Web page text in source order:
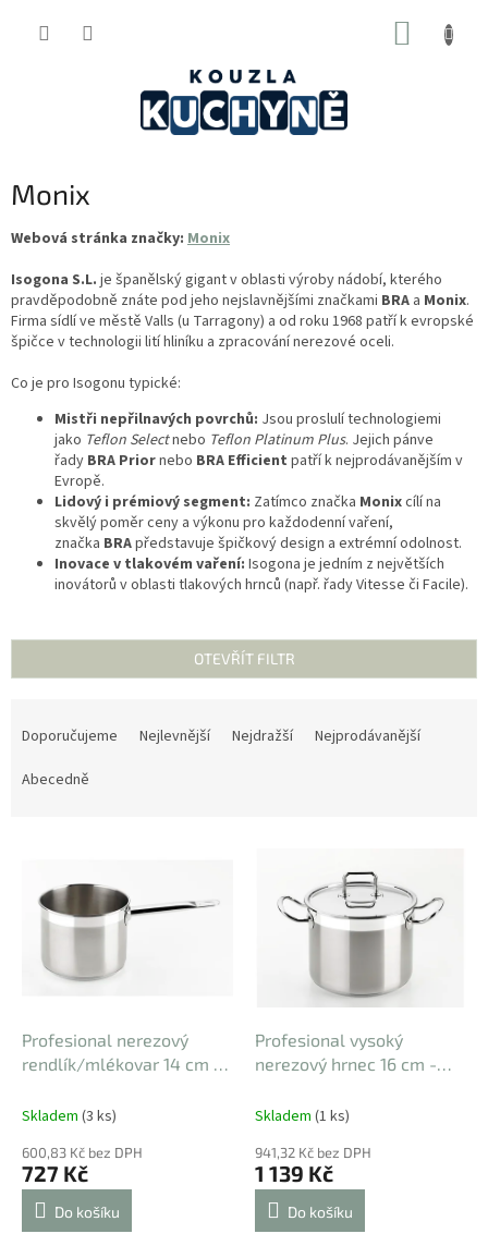
Monix
Webová stránka značky: Monix
Isogona S.L. je španělský gigant v oblasti výroby nádobí, kterého
pravděpodobně znáte pod jeho nejslavnějšími značkami BRA a Monix.
Firma sídlí ve městě Valls (u Tarragony) a od roku 1968 patří k evropské
špičce v technologii lití hliníku a zpracování nerezové oceli.
Co je pro Isogonu typické:
Mistři nepřilnavých povrchů: Jsou proslulí technologiemi
jako Teflon Selectnebo Teflon Platinum Plus. Jejich pánve
řady BRA Priornebo BRA Efficient patří k nejprodávanějším v
Evropě.
Lidový i prémiový segment: Zatímco značka Monixcílí na
skvělý poměr ceny a výkonu pro každodenní vaření,
značka BRApředstavuje špičkový design a extrémní odolnost.
Inovace v tlakovém vaření: Isogona je jedním z největších
inovátorů v oblasti tlakových hrnců (např. řady Vitesse či Facile).
OTEVŘÍT FILTR
Doporučujeme Nejlevnější Nejdražší
Nejprodávanější
Abecedně
Profesional nerezový
rendlík/mlékovar 14 cm -
Skladem (3 ks)
600,83 Kč bez DPH
727 Kč
Do košíku
Profesional vysoký
nerezový hrnec 16 cm -
Skladem (1 ks)
941,32 Kč bez DPH
1 139 Kč
Do košíku